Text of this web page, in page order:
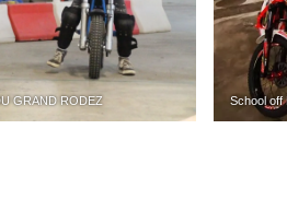
GRAND RODEZ School off